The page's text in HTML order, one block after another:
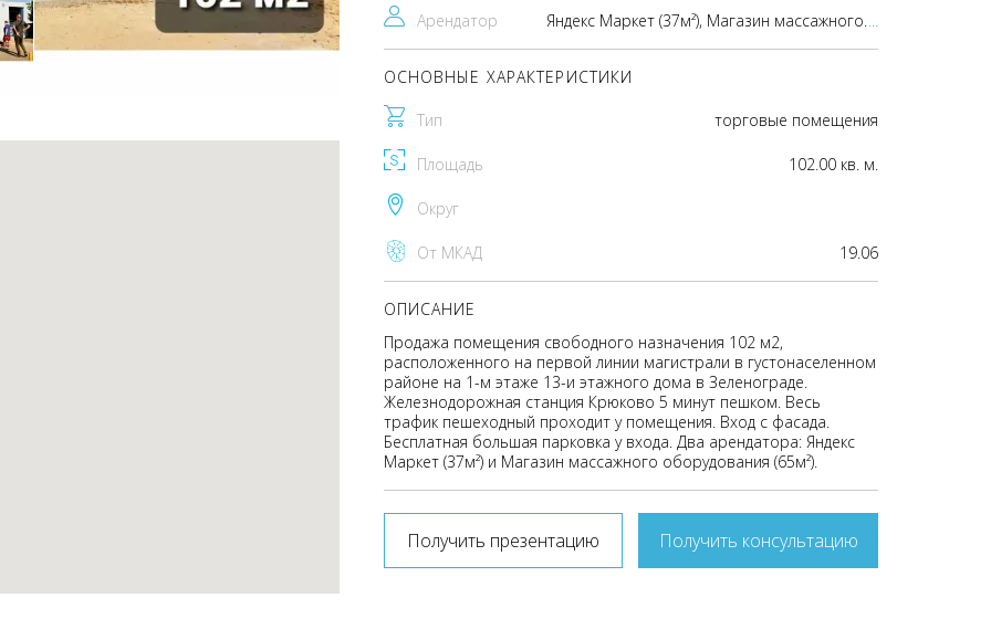
Арендатор Яндекс Маркет (37м²), Магазин массажного оборудования (65м²)...
ОСНОВНЫЕ ХАРАКТЕРИСТИКИ
Тип торговые помещения
Площадь 102.00 кв. м.
Округ
От МКАД 19.06
ОПИСАНИЕ
Продажа помещения свободного назначения 102 м2,
расположенного на первой линии магистрали в густонаселенном
районе на 1-м этаже 13-и этажного дома в Зеленограде.
Железнодорожная станция Крюково 5 минут пешком. Весь
трафик пешеходный проходит у помещения. Вход с фасада.
Бесплатная большая парковка у входа. Два арендатора: Яндекс
Маркет (37м²) и Магазин массажного оборудования (65м²).
Получить презентацию Получить консультацию